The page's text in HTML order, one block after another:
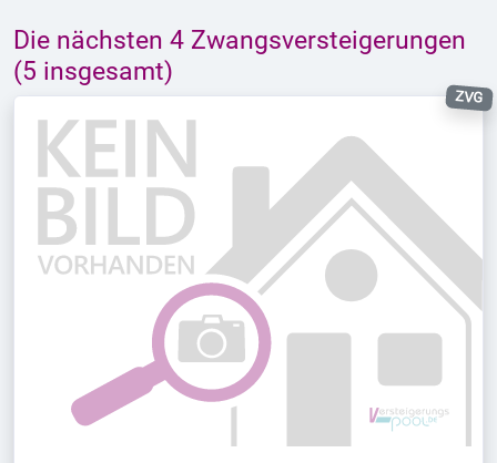
Die nächsten 4 Zwangsversteigerungen
(5 insgesamt)
ZVG